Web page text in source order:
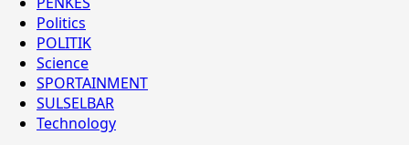
Politics
POLITIK
Science
SPORTAINMENT
SULSELBAR
Technology